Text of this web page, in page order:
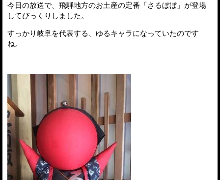
今日の放送で、飛騨地方のお土産の定番「さるぼぼ」が登場
してびっくりしました。
すっかり岐阜を代表する、ゆるキャラになっていたのです
ね。